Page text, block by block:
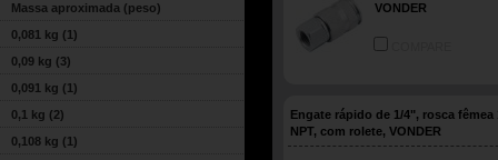
Massa aproximada (peso)
0,081 kg (1)
0,09 kg (3)
0,091 kg (1)
0,1 kg (2)
0,108 kg (1)
VONDER
Engate rápido de 1/4", rosca fêmea
NPT, com rolete, VONDER